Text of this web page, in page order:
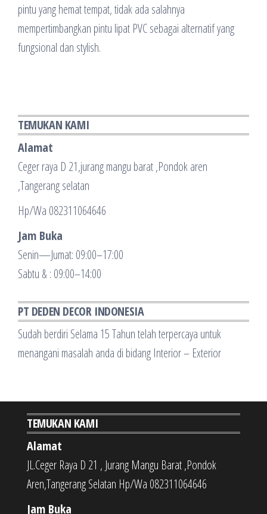
pintu yang hemat tempat, tidak ada salahnya
mempertimbangkan pintu lipat PVC sebagai alternatif yang
fungsional dan stylish.
TEMUKAN KAMI
Alamat
Ceger raya D 21,jurang mangu barat ,Pondok aren
,Tangerang selatan
Hp/Wa 082311064646
Jam Buka
Senin—Jumat: 09:00–17:00
Sabtu & : 09:00–14:00
PT DEDEN DECOR INDONESIA
Sudah berdiri Selama 15 Tahun telah terpercaya untuk
menangani masalah anda di bidang Interior – Exterior
TEMUKAN KAMI
Alamat
JL.Ceger Raya D 21 , Jurang Mangu Barat ,Pondok
Aren,Tangerang Selatan Hp/Wa 082311064646
Jam Buka